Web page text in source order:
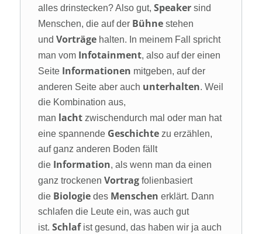
alles drinstecken? Also gut, Speakersind
Menschen, die auf der Bühne stehen
und Vorträgehalten. In meinem Fall spricht
man vom Infotainment, also auf der einen
Seite Informationen mitgeben, auf der
anderen Seite aber auch unterhalten. Weil
die Kombination aus,
man lachtzwischendurch mal oder man hat
eine spannende Geschichtezu erzählen,
auf ganz anderen Boden fällt
die Information, als wenn man da einen
ganz trockenen Vortragfolienbasiert
die Biologiedes Menschen erklärt. Dann
schlafen die Leute ein, was auch gut
ist. Schlafist gesund, das haben wir ja auch